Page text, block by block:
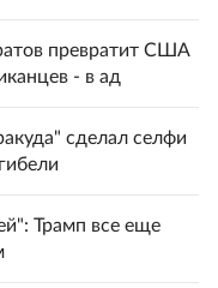
превратит США
- в ад
сделал селфи
Трамп все еще